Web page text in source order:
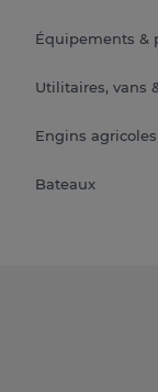
Équipements &
Utilitaires, vans
Engins
Bateaux